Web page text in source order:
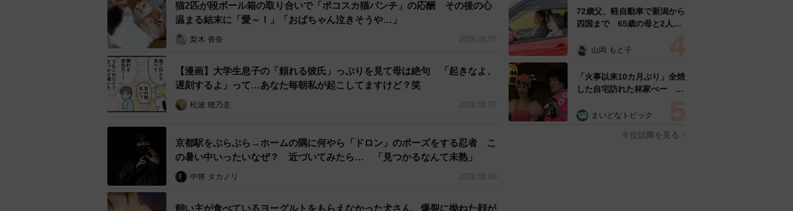
ております。
猫2匹が段ボール箱の取り合いで「ポコスカ猫パンチ」の応酬 その後の心
温まる結末に「愛～！」「おばちゃん泣きそうや…」
梨木 香奈 2026.08.07
【漫画】大学生息子の「頼れる彼氏」っぷりを見て母は絶句 「起きなよ、
遅刻するよ」って…あなた毎朝私が起こしてますけど？笑
松波 穂乃圭 2026.08.07
京都駅をぶらぶら→ホームの隅に何やら「ドロン」のポーズをする忍者 こ
の暑い中いったいなぜ？ 近づいてみたら… 「見つかるなんて未熟」
中将 タカノリ 2026.08.06
飼い主が食べているヨーグルトをもらえなかった犬さん、爆裂に拗ねた顔が
表の訴え
72歳父、軽自動車で新潟から
四国まで 65歳の母と2人で
憩まで分刻み… 「大学生で
山岡 もと子
「火事以来10カ月ぶり」全焼
した自宅訪れた林家ぺー 内
ン状態の部屋に呆然
まいどなトピック
６位以降を見る